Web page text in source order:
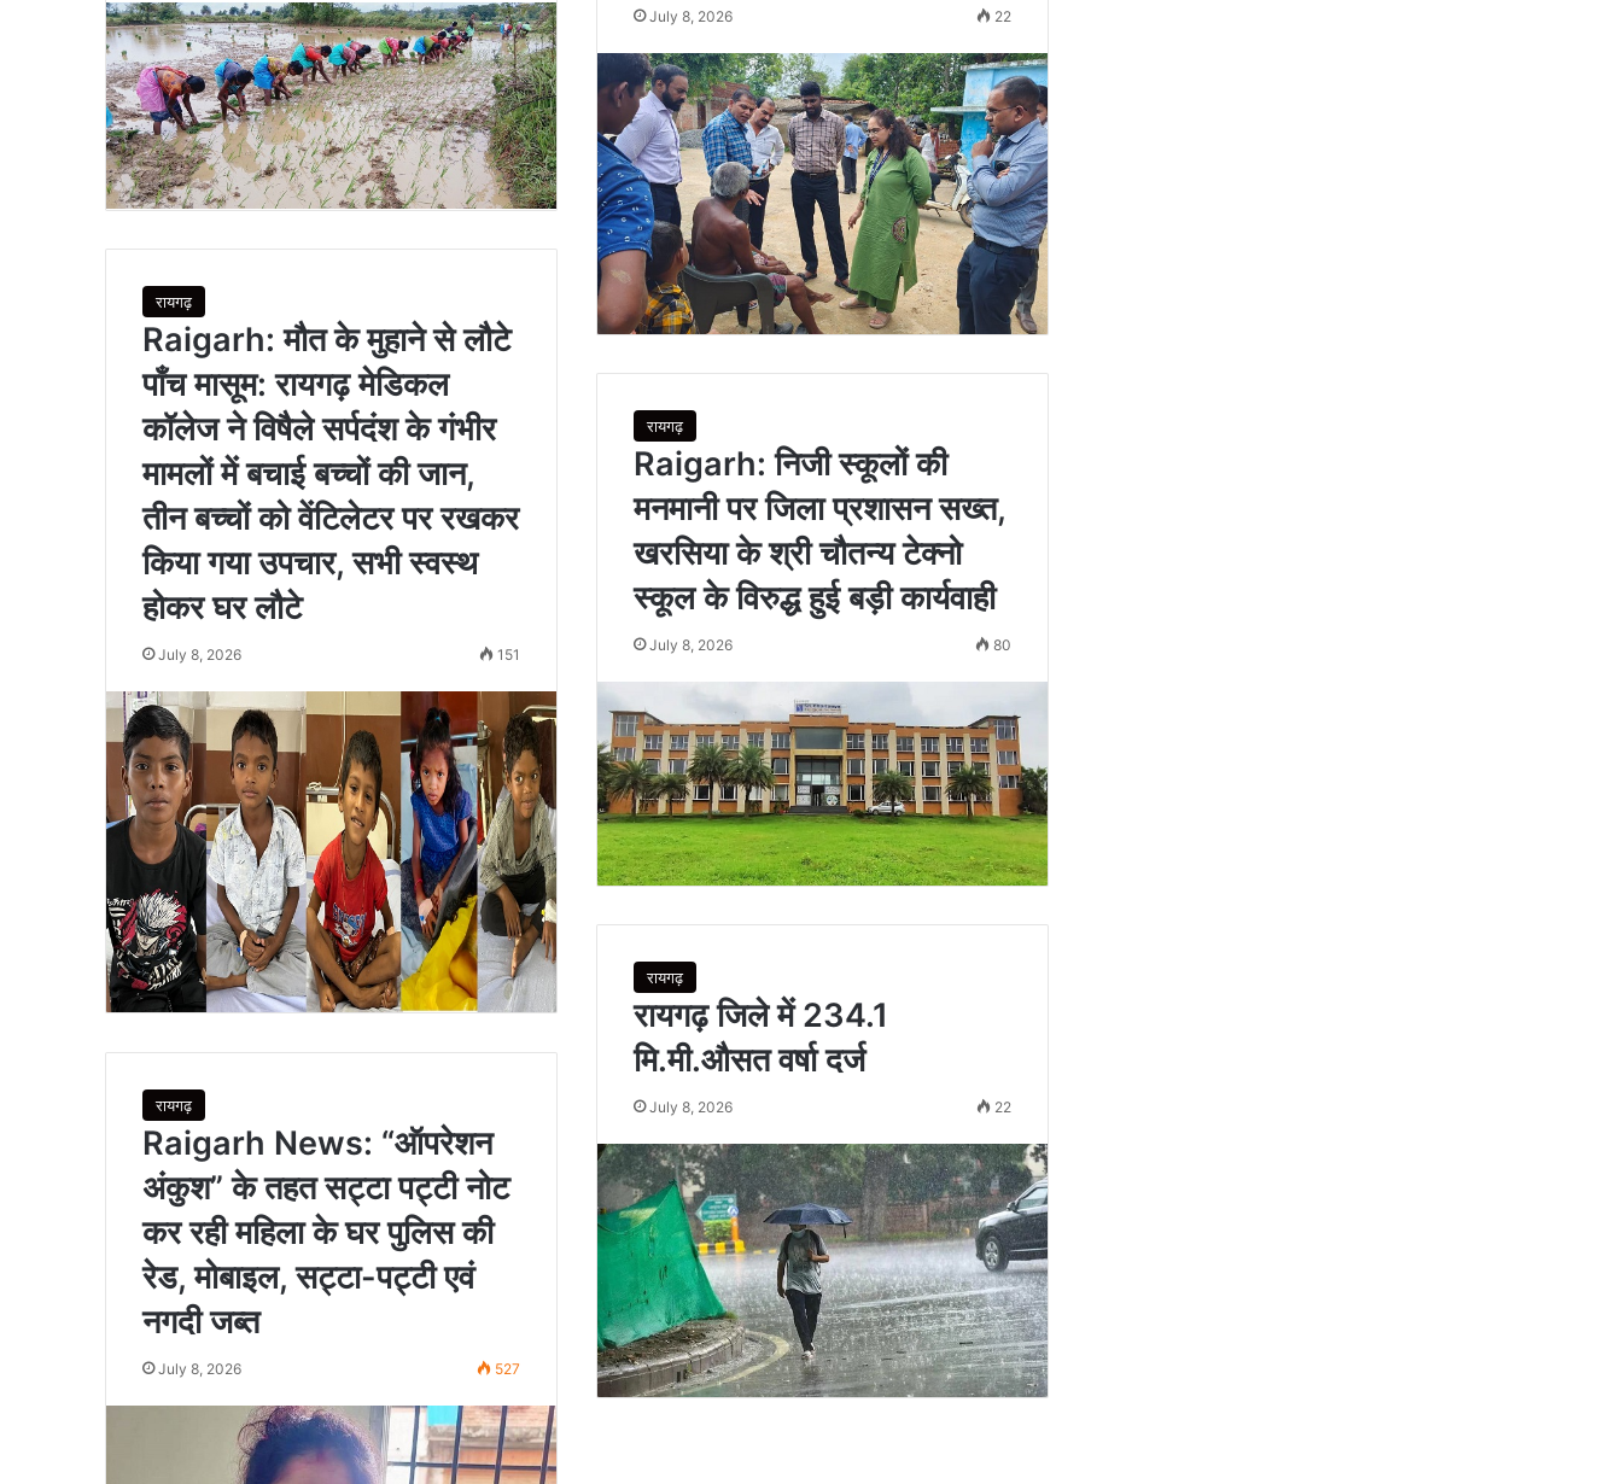
July 8, 2026 22
रायगढ़
Raigarh: मौत के मुहाने से लौटे
पाँच मासूम: रायगढ़ मेडिकल
कॉलेज ने विषैले सर्पदंश के गंभीर
मामलों में बचाई बच्चों की जान,
तीन बच्चों को वेंटिलेटर पर रखकर
किया गया उपचार, सभी स्वस्थ
होकर घर लौटे
July 8, 2026 151
रायगढ़
Raigarh: निजी स्कूलों की
मनमानी पर जिला प्रशासन सख्त,
खरसिया के श्री चौतन्य टेक्नो
स्कूल के विरुद्ध हुई बड़ी कार्यवाही
July 8, 2026 80
रायगढ़
रायगढ़ जिले में 234.1
मि.मी.औसत वर्षा दर्ज
July 8, 2026 22
रायगढ़
Raigarh News: “ऑपरेशन
अंकुश” के तहत सट्टा पट्टी नोट
कर रही महिला के घर पुलिस की
रेड, मोबाइल, सट्टा-पट्टी एवं
नगदी जब्त
July 8, 2026 527